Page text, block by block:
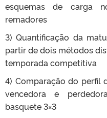
esquemas de carga
remadores
3) Quantificação da
partir de dois métodos
temporada competitiva
4) Comparação do perfil
vencedora e
basquete 3×3